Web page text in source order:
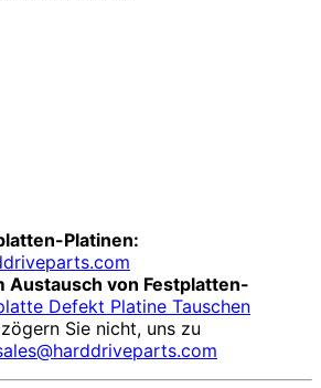
Platinen:
Austausch von Festplatten-
Defekt Platine Tauschen
Sie nicht, uns zu